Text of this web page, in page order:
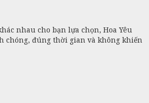
nhau cho bạn lựa chọn, Hoa Yêu
chóng, đúng thời gian và không khiến